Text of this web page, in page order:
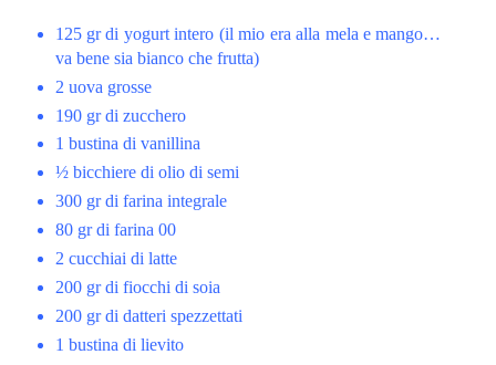
125 gr di yogurt intero (il mio era alla mela e mango…
va bene sia bianco che frutta)
2 uova grosse
190 gr di zucchero
1 bustina di vanillina
½ bicchiere di olio di semi
300 gr di farina integrale
80 gr di farina 00
2 cucchiai di latte
200 gr di fiocchi di soia
200 gr di datteri spezzettati
1 bustina di lievito